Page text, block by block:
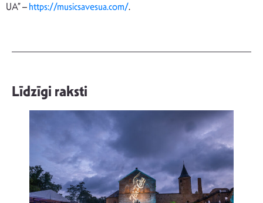
UA” –https://musicsavesua.com/.
Līdzīgi raksti